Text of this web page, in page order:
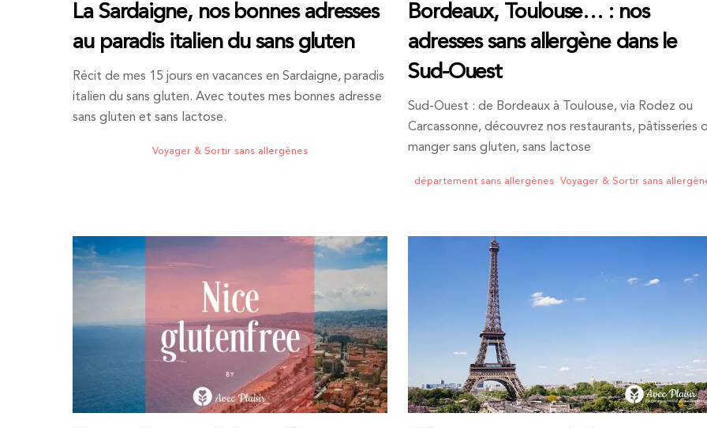
La Sardaigne, nos bonnes adresses
au paradis italien du sans gluten
Récit de mes 15 jours en vacances en Sardaigne, paradis
italien du sans gluten. Avec toutes mes bonnes adresse
sans gluten et sans lactose.
Voyager & Sortir sans allergènes
Bordeaux, Toulouse… : nos
adresses sans allergène dans le
Sud-Ouest
Sud-Ouest : de Bordeaux à Toulouse, via Rodez ou
Carcassonne, découvrez nos restaurants, pâtisseries
manger sans gluten, sans lactose
département sans allergènes ,Voyager & Sortir sans